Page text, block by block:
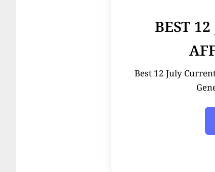
BEST
Best 12 July Current